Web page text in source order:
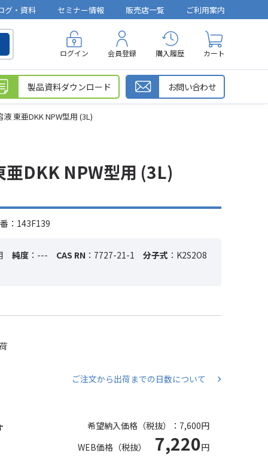
グ・資料 セミナー情報 販売店一覧 ご利用案内
ログイン 会員登録 購入履歴 カート
製品資料ダウンロード お問い合わせ
東亜DKK NPW型用 (3L)
亜DKK NPW型用 (3L)
：143F139
純度 ：--- CAS RN ：7727-21-1 分子式 ：K2S2O8
ご注文から出荷までの日数について
希望納入価格（税抜）： 7,600円
WEB価格（税抜） 7,220円